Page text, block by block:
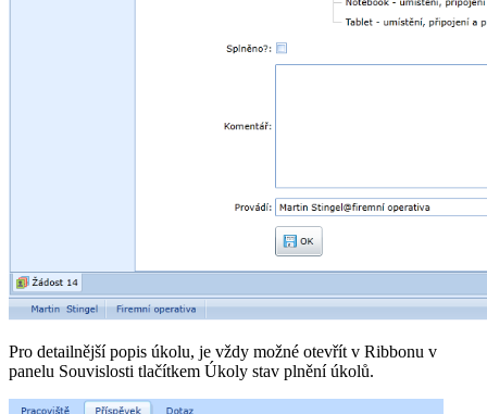
Pro detailnější popis úkolu, je vždy možné otevřít v Ribbonu v
panelu Souvislosti tlačítkem Úkoly stav plnění úkolů.